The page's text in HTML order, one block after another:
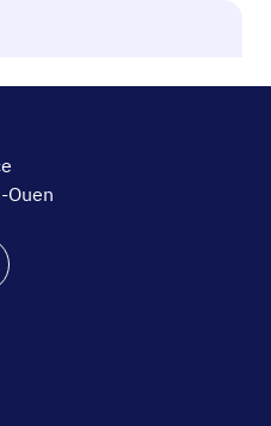
Ouen
fenêtre)fenêtre)
(nouvelle fenêtre)
fenêtre)